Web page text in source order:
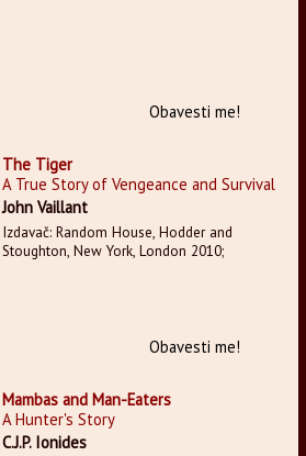
Obavesti me!
The Tiger
A True Story of Vengeance and Survival
John Vaillant
Izdavač: Random House, Hodder and
Stoughton, New York, London 2010;
Obavesti me!
Mambas and Man-Eaters
A Hunter's Story
C.J.P. Ionides